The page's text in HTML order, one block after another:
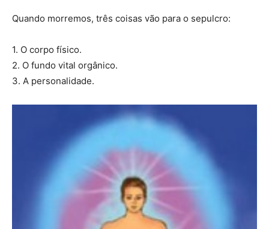
Quando morremos, três coisas vão para o sepulcro:
1. O corpo físico.
2. O fundo vital orgânico.
3. A personalidade.